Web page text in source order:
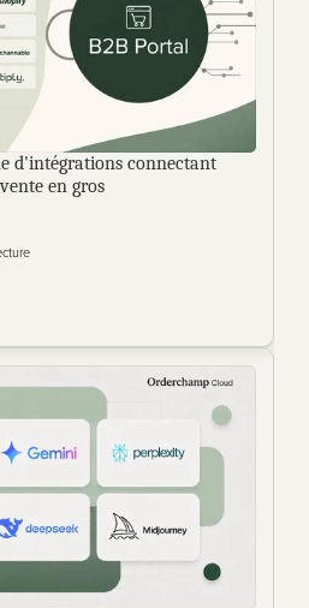
d'intégrations connectant
en gros